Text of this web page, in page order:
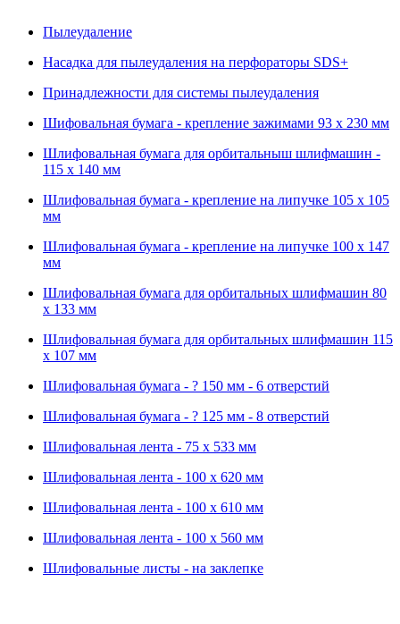
Пылеудаление
Насадка для пылеудаления на перфораторы SDS+
Принадлежности для системы пылеудаления
Шифовальная бумага - крепление зажимами 93 х 230 мм
Шлифовальная бумага для орбитальныш шлифмашин -
115 х 140 мм
Шлифовальная бумага - крепление на липучке 105 х 105
мм
Шлифовальная бумага - крепление на липучке 100 х 147
мм
Шлифовальная бумага для орбитальных шлифмашин 80
х 133 мм
Шлифовальная бумага для орбитальных шлифмашин 115
х 107 мм
Шлифовальная бумага - ? 150 мм - 6 отверстий
Шлифовальная бумага - ? 125 мм - 8 отверстий
Шлифовальная лента - 75 х 533 мм
Шлифовальная лента - 100 х 620 мм
Шлифовальная лента - 100 х 610 мм
Шлифовальная лента - 100 х 560 мм
Шлифовальные листы - на заклепке